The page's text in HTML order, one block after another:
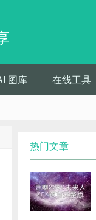
图库 在线工具
热门文章